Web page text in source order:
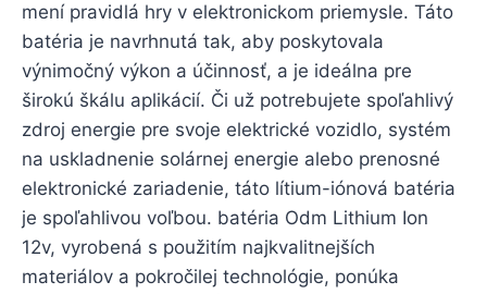
mení pravidlá hry v elektronickom priemysle. Táto
batéria je navrhnutá tak, aby poskytovala
výnimočný výkon a účinnosť, a je ideálna pre
širokú škálu aplikácií. Či už potrebujete spoľahlivý
zdroj energie pre svoje elektrické vozidlo, systém
na uskladnenie solárnej energie alebo prenosné
elektronické zariadenie, táto lítium-iónová batéria
je spoľahlivou voľbou. batéria Odm Lithium Ion
12v, vyrobená s použitím najkvalitnejších
materiálov a pokročilej technológie, ponúka